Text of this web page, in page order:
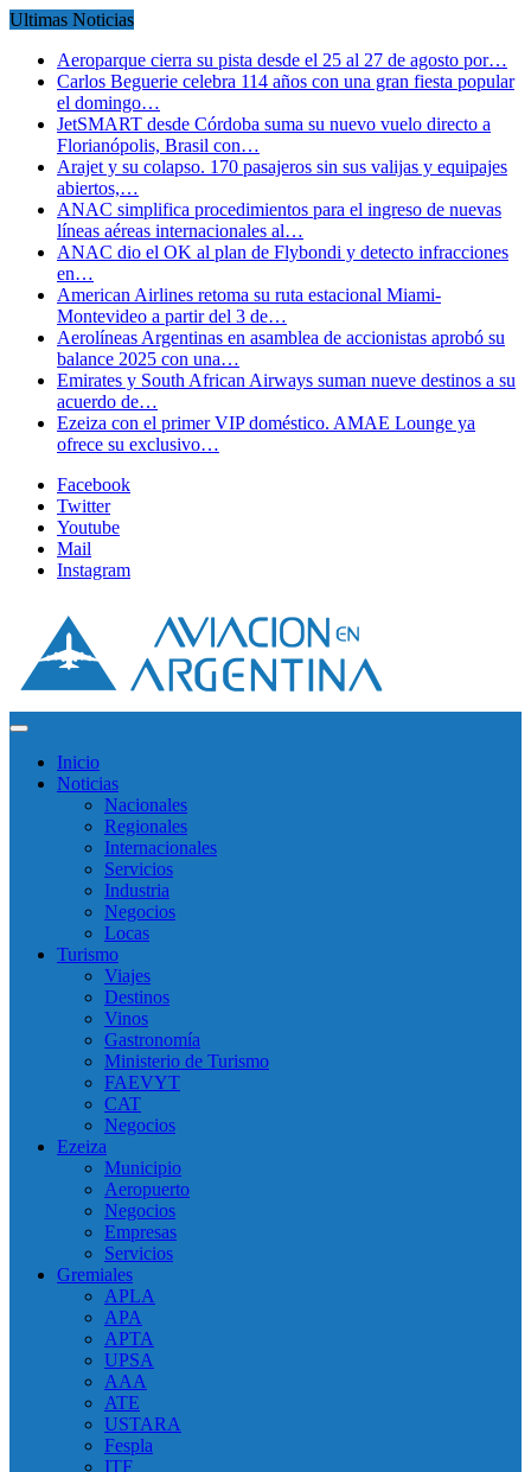
Ultimas Noticias
Aeroparque cierra su pista desde el 25 al 27 de agosto por…
Carlos Beguerie celebra 114 años con una gran fiesta popular
el domingo…
JetSMART desde Córdoba suma su nuevo vuelo directo a
Florianópolis, Brasil con…
Arajet y su colapso. 170 pasajeros sin sus valijas y equipajes
abiertos,…
ANAC simplifica procedimientos para el ingreso de nuevas
líneas aéreas internacionales al…
ANAC dio el OK al plan de Flybondi y detecto infracciones
en…
American Airlines retoma su ruta estacional Miami-
Montevideo a partir del 3 de…
Aerolíneas Argentinas en asamblea de accionistas aprobó su
balance 2025 con una…
Emirates y South African Airways suman nueve destinos a su
acuerdo de…
Ezeiza con el primer VIP doméstico. AMAE Lounge ya
ofrece su exclusivo…
Facebook
Twitter
Youtube
Mail
Instagram
Inicio
Noticias
Nacionales
Regionales
Internacionales
Servicios
Industria
Negocios
Locas
Turismo
Viajes
Destinos
Vinos
Gastronomía
Ministerio de Turismo
FAEVYT
CAT
Negocios
Ezeiza
Municipio
Aeropuerto
Negocios
Empresas
Servicios
Gremiales
APLA
APA
APTA
UPSA
AAA
ATE
USTARA
Fespla
ITF